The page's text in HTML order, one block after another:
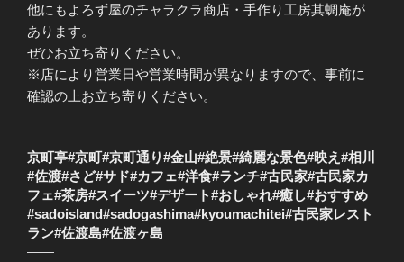
他にもよろず屋のチャラクラ商店・手作り工房其蜩庵が
あります。
ぜひお立ち寄りください。
※店により営業日や営業時間が異なりますので、事前に
確認の上お立ち寄りください。
京町亭#京町#京町通り#金山#絶景#綺麗な景色#映え#相川
#佐渡#さど#サド#カフェ#洋食#ランチ#古民家#古民家カ
フェ#茶房#スイーツ#デザート#おしゃれ#癒し#おすすめ
#sadoisland#sadogashima#kyoumachitei#古民家レスト
ラン#佐渡島#佐渡ヶ島